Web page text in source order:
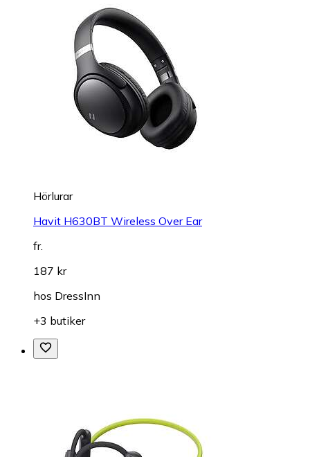
Hörlurar
Havit H630BT Wireless Over Ear
fr.
187 kr
hos DressInn
+3 butiker